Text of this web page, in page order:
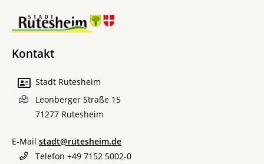
Kontakt
Stadt Rutesheim
Leonberger Straße 15
71277 Rutesheim
E-Mail stadt@rutesheim.de
Telefon +49 7152 5002-0